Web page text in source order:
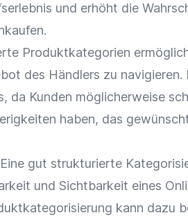
und erhöht die
Produktkategorien
des Händlers zu navigieren.
, da Kunden möglicherweise
haben, das
gut strukturierte
und Sichtbarkeit eines
kann dazu